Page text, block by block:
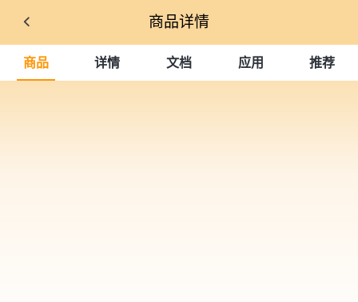
商品详情
商品 详情 文档 应用 推荐